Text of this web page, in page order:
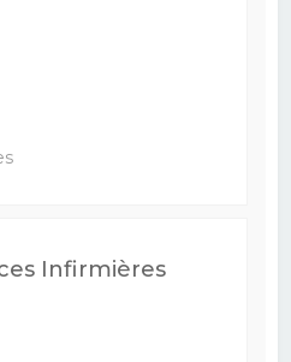
Infirmières